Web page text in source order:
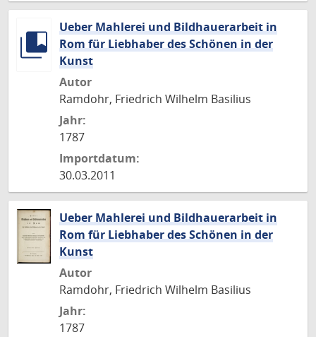
Ueber Mahlerei und Bildhauerarbeit in
Rom für Liebhaber des Schönen in der
Kunst
Autor
Ramdohr, Friedrich Wilhelm Basilius
Jahr:
1787
Importdatum:
30.03.2011
Ueber Mahlerei und Bildhauerarbeit in
Rom für Liebhaber des Schönen in der
Kunst
Autor
Ramdohr, Friedrich Wilhelm Basilius
Jahr:
1787